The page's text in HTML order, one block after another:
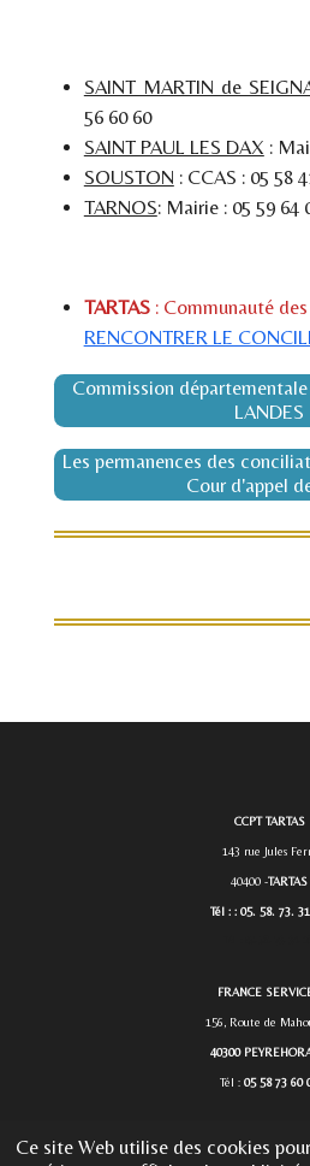
Ce site Web utilise des cookies
SAINT MARTIN de
56 60 60
SAINT PAUL LES DAX :
SOUSTON : CCAS : 05 58
TARNOS: Mairie : 05 59 64
TARTAS: Communauté
RENCONTRER LE
Commission
LANDES
Les permanences des
Cour d'appel
CCPT TARTAS
143 rue Jules
40400 -TARTAS
Tél : : 05. 58. 73.
FRANCE
156, Route de
40300
Tél : 05 58 73 60